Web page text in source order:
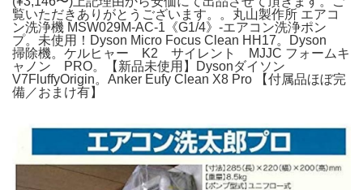
覧いただきありがとうございます。。丸山製作所 エアコ
ン洗浄機 MSW029M-AC-1《G1/4》-エアコン洗浄ポン
プ。未使用！Dyson Micro Focus Clean HH17。Dyson
掃除機。ケルヒャー K2 サイレント MJJC フォームキ
ャノン PRO。【新品未使用】Dysonダイソン
V7FluffyOrigin。Anker Eufy Clean X8 Pro 【付属品ほぼ完
備／おまけ有】